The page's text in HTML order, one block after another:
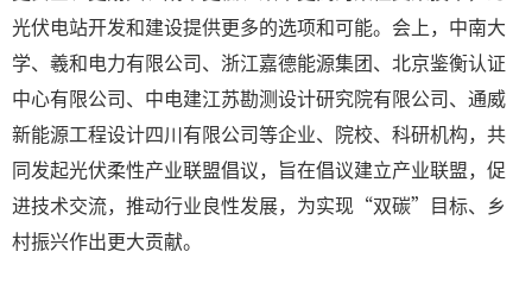
光伏电站开发和建设提供更多的选项和可能。会上，中南大
学、羲和电力有限公司、浙江嘉德能源集团、北京鉴衡认证
中心有限公司、中电建江苏勘测设计研究院有限公司、通威
新能源工程设计四川有限公司等企业、院校、科研机构，共
同发起光伏柔性产业联盟倡议，旨在倡议建立产业联盟，促
进技术交流，推动行业良性发展，为实现“双碳”目标、乡
村振兴作出更大贡献。